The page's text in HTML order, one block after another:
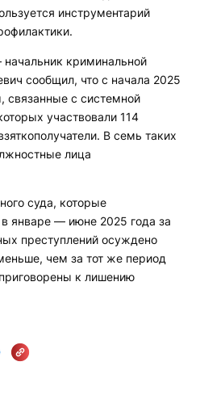
инструментарий
криминальной
сообщил, что с начала 2025
связанные с системной
участвовали 114
В семь таких
лица
суда, которые
январе — июне 2025 года за
преступлений осуждено
чем за тот же период
к лишению